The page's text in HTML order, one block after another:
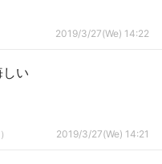
2019/3/27(We) 14:22
い
2019/3/27(We) 14:21